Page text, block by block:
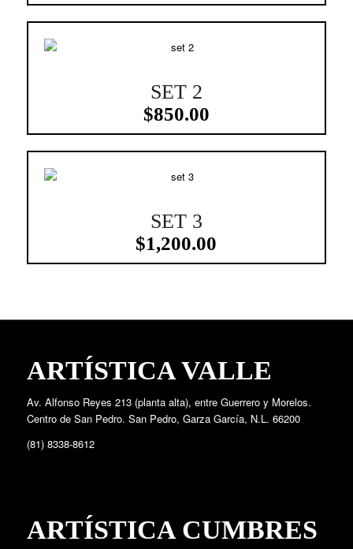
SET 2
$850.00
1.00
SET 3
$1,200.00
ARTÍSTICA VALLE
Av. Alfonso Reyes 213 (planta alta), entre Guerrero y Morelos.
Centro de San Pedro. San Pedro, Garza García, N.L. 66200
(81) 8338-8612
ARTÍSTICA CUMBRES